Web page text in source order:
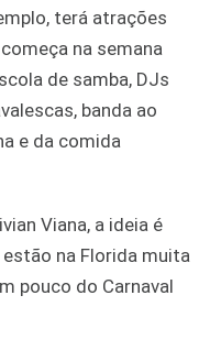
terá atrações
na semana
de samba, DJs
banda ao
e da comida
Viana, a ideia é
na Florida muita
pouco do Carnaval